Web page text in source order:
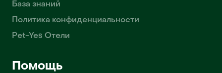
База знаний
Политика конфиденциальности
Pet-Yes Отели
Помощь